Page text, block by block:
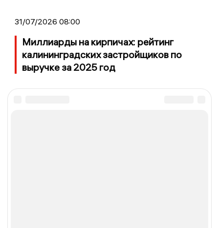
31/07/2026 08:00
Миллиарды на кирпичах: рейтинг
калининградских застройщиков по
выручке за 2025 год